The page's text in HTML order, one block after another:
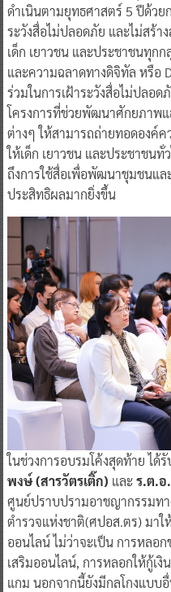
ดำเนินตามยุทธศาสตร์ 5 ปีด้วย
ระวังสื่อไม่ปลอดภัย และไม่สร้า
เด็ก เยาวชน และประชาชนทุก
และความฉลาดทางดิจิทัล หรือ
ร่วมในการเฝ้าระวังสื่อไม่ปลอด
โครงการที่ช่วยพัฒนาศักยภาพ
ต่างๆ ให้สามารถถ่ายทอดองค์
ให้เด็ก เยาวชน และประชาชนทั่
ถึงการใช้สื่อเพื่อพัฒนาชุมชนแ
ประสิทธิผลมากยิ่งขึ้น
ในช่วงการอบรมโค้งสุดท้าย ได้
พงษ์ (สารวัตรเติ๊ก) และร.ต.อ
ศูนย์ปราบปรามอาชญากรรมทา
ตำรวจแห่งชาติ(ศปอส.ตร) มาใ
ออนไลน์ ไม่ว่าจะเป็น การหลอ
เสริมออนไลน์, การหลอกให้กู้เ
แกม นอกจากนี้ยังมีกลโกงแบ